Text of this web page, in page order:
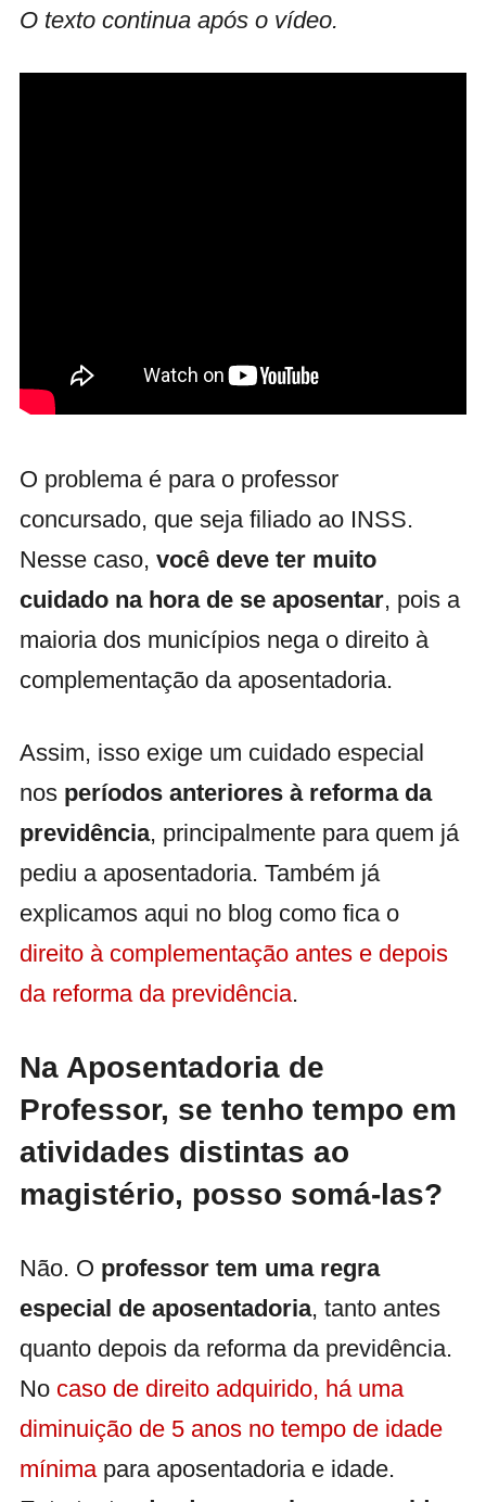
O texto continua após o vídeo.
O problema é para o professor
concursado, que seja filiado ao INSS.
Nesse caso, você deve ter muito
cuidado na hora de se aposentar, pois a
maioria dos municípios nega o direito à
complementação da aposentadoria.
Assim, isso exige um cuidado especial
nos períodos anteriores à reforma da
previdência, principalmente para quem já
pediu a aposentadoria. Também já
explicamos aqui no blog como fica o
direito à complementação antes e depois
da reforma da previdência.
Na Aposentadoria de
Professor, se tenho tempo em
atividades distintas ao
magistério, posso somá-las?
Não. O professor tem uma regra
especial de aposentadoria, tanto antes
quanto depois da reforma da previdência.
No caso de direito adquirido, há uma
diminuição de 5 anos no tempo de idade
mínimapara aposentadoria e idade.